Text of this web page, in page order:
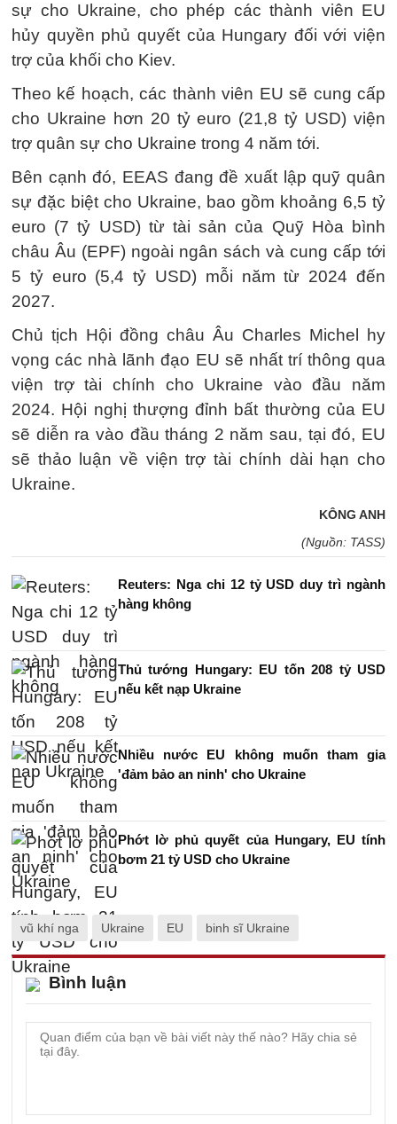
sự cho Ukraine, cho phép các thành viên EU
hủy quyền phủ quyết của Hungary đối với viện
trợ của khối cho Kiev.
Theo kế hoạch, các thành viên EU sẽ cung cấp
cho Ukraine hơn 20 tỷ euro (21,8 tỷ USD) viện
trợ quân sự cho Ukraine trong 4 năm tới.
Bên cạnh đó, EEAS đang đề xuất lập quỹ quân
sự đặc biệt cho Ukraine, bao gồm khoảng 6,5 tỷ
euro (7 tỷ USD) từ tài sản của Quỹ Hòa bình
châu Âu (EPF) ngoài ngân sách và cung cấp tới
5 tỷ euro (5,4 tỷ USD) mỗi năm từ 2024 đến
2027.
Chủ tịch Hội đồng châu Âu Charles Michel hy
vọng các nhà lãnh đạo EU sẽ nhất trí thông qua
viện trợ tài chính cho Ukraine vào đầu năm
2024. Hội nghị thượng đỉnh bất thường của EU
sẽ diễn ra vào đầu tháng 2 năm sau, tại đó, EU
sẽ thảo luận về viện trợ tài chính dài hạn cho
Ukraine.
KÔNG ANH
(Nguồn: TASS)
Reuters: Nga chi 12 tỷ USD duy trì ngành
hàng không
Thủ tướng Hungary: EU tốn 208 tỷ USD
nếu kết nạp Ukraine
Nhiều nước EU không muốn tham gia
'đảm bảo an ninh' cho Ukraine
Phớt lờ phủ quyết của Hungary, EU tính
bơm 21 tỷ USD cho Ukraine
vũ khí nga Ukraine EU binh sĩ Ukraine
Bình luận